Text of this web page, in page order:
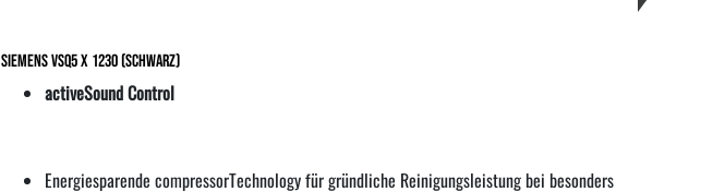
Siemens VSQ5 X 1230 (schwarz)
activeSound Control
Energiesparende compressorTechnology für gründliche Reinigungsleistung bei besonders